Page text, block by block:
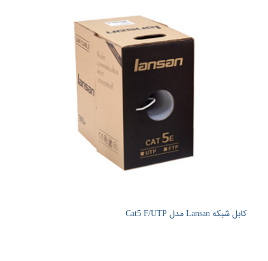
کابل شبکه Lansan مدل Cat5 F/UTP